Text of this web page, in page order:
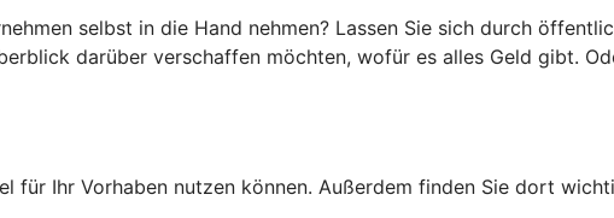
selbst in die Hand nehmen? Lassen Sie sich durch
darüber verschaffen möchten, wofür es alles Geld gibt.
für Ihr Vorhaben nutzen können. Außerdem finden Sie dort